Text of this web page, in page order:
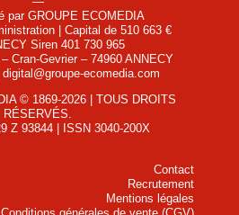
par GROUPE ECOMEDIA
| Capital de 510 663 €
Siren 401 730 965
Cran-Gevrier – 74960 ANNECY
ecomedia.com
© 1869-2026 | TOUS DROITS
RÉSERVÉS.
Z 93844 | ISSN 3040-200X
Contact
Recrutement
Mentions légales